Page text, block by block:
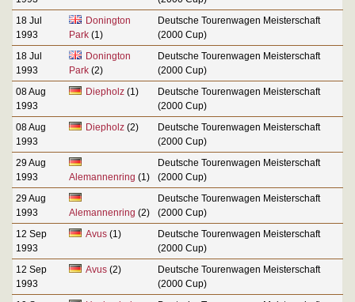
18 Jul
1993
Donington
Park (1)
Deutsche Tourenwagen Meisterschaft
(2000 Cup)
18 Jul
1993
Donington
Park (2)
Deutsche Tourenwagen Meisterschaft
(2000 Cup)
08 Aug
1993
Diepholz(1)
Deutsche Tourenwagen Meisterschaft
(2000 Cup)
08 Aug
1993
Diepholz(2)
Deutsche Tourenwagen Meisterschaft
(2000 Cup)
29 Aug
1993
Alemannenring (1)
Deutsche Tourenwagen Meisterschaft
(2000 Cup)
29 Aug
1993
Alemannenring (2)
Deutsche Tourenwagen Meisterschaft
(2000 Cup)
12 Sep
1993
Avus(1)
Deutsche Tourenwagen Meisterschaft
(2000 Cup)
12 Sep
1993
Avus(2)
Deutsche Tourenwagen Meisterschaft
(2000 Cup)